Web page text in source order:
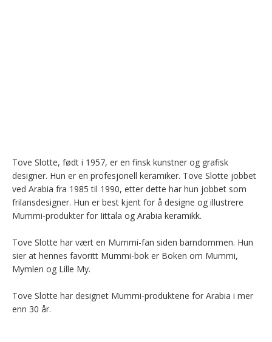
Tove Slotte, født i 1957, er en finsk kunstner og grafisk
designer. Hun er en profesjonell keramiker. Tove Slotte jobbet
ved Arabia fra 1985 til 1990, etter dette har hun jobbet som
frilansdesigner. Hun er best kjent for å designe og illustrere
Mummi-produkter for Iittala og Arabia keramikk.
Tove Slotte har vært en Mummi-fan siden barndommen. Hun
sier at hennes favoritt Mummi-bok er Boken om Mummi,
Mymlen og Lille My.
Tove Slotte har designet Mummi-produktene for Arabia i mer
enn 30 år.